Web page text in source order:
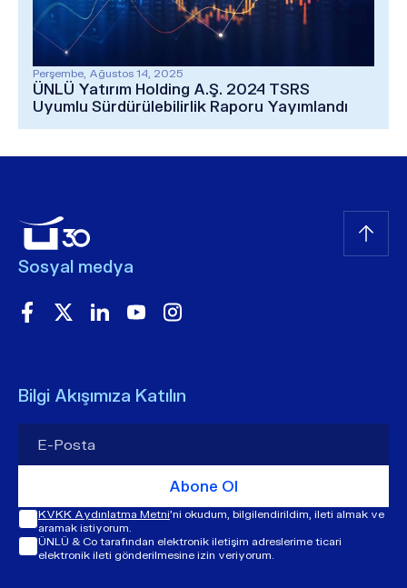
Perşembe, Ağustos 14, 2025
ÜNLÜ Yatırım Holding A.Ş. 2024 TSRS
Uyumlu Sürdürülebilirlik Raporu Yayımlandı
Sosyal medya
Bilgi Akışımıza Katılın
Abone Ol
ÜNLÜ & Co tarafından elektronik iletişim adreslerime ticari
elektronik ileti gönderilmesine izin veriyorum.
KVKK Aydınlatma Metni'ni okudum, bilgilendirildim, ileti almak ve
aramak istiyorum.